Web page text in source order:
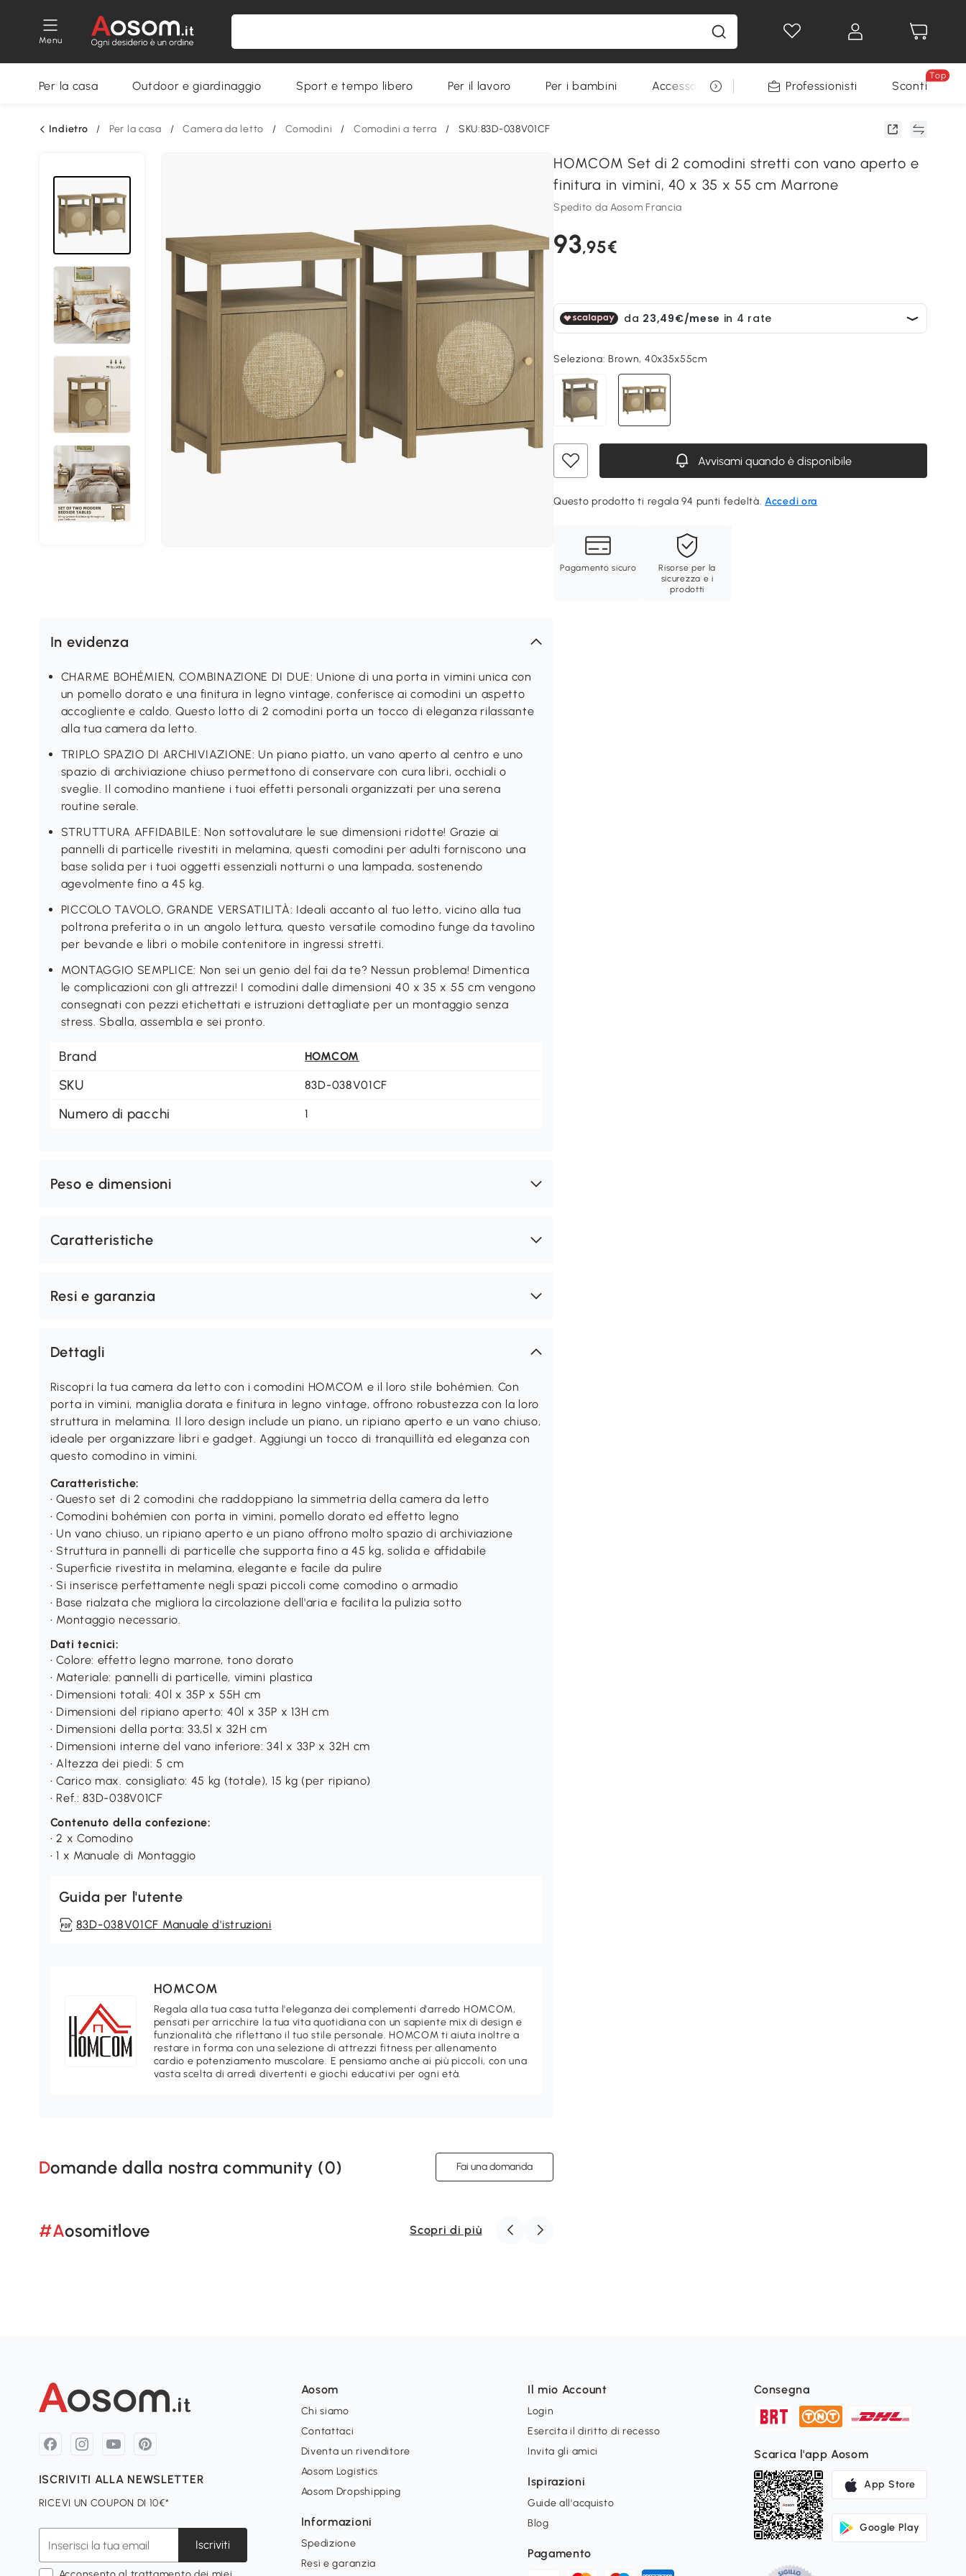
Menu
Per la casa Outdoor e giardinaggio Sport e tempo libero Per il lavoro Per i bambini Accessori per animali Professionisti Sconti
Top
Indietro / Per la casa / Camera da letto / Comodini / Comodini a terra / SKU:83D-038V01CF
HOMCOM Set di 2 comodini stretti con vano aperto e
finitura in vimini, 40 x 35 x 55 cm Marrone
Spedito da Aosom Francia
93,95€
Seleziona: Brown, 40x35x55cm
Avvisami quando è disponibile
Questo prodotto ti regala 94 punti fedeltà.Accedi ora
Pagamento sicuro
Risorse per la
sicurezza e i
prodotti
In evidenza
CHARME BOHÉMIEN, COMBINAZIONE DI DUE: Unione di una porta in vimini unica con
un pomello dorato e una finitura in legno vintage, conferisce ai comodini un aspetto
accogliente e caldo. Questo lotto di 2 comodini porta un tocco di eleganza rilassante
alla tua camera da letto.
TRIPLO SPAZIO DI ARCHIVIAZIONE: Un piano piatto, un vano aperto al centro e uno
spazio di archiviazione chiuso permettono di conservare con cura libri, occhiali o
sveglie. Il comodino mantiene i tuoi effetti personali organizzati per una serena
routine serale.
STRUTTURA AFFIDABILE: Non sottovalutare le sue dimensioni ridotte! Grazie ai
pannelli di particelle rivestiti in melamina, questi comodini per adulti forniscono una
base solida per i tuoi oggetti essenziali notturni o una lampada, sostenendo
agevolmente fino a 45 kg.
PICCOLO TAVOLO, GRANDE VERSATILITÀ: Ideali accanto al tuo letto, vicino alla tua
poltrona preferita o in un angolo lettura, questo versatile comodino funge da tavolino
per bevande e libri o mobile contenitore in ingressi stretti.
MONTAGGIO SEMPLICE: Non sei un genio del fai da te? Nessun problema! Dimentica
le complicazioni con gli attrezzi! I comodini dalle dimensioni 40 x 35 x 55 cm vengono
consegnati con pezzi etichettati e istruzioni dettagliate per un montaggio senza
stress. Sballa, assembla e sei pronto.
Brand HOMCOM
SKU 83D-038V01CF
Numero di pacchi 1
Peso e dimensioni
Caratteristiche
Resi e garanzia
Dettagli
Riscopri la tua camera da letto con i comodini HOMCOM e il loro stile bohémien. Con
porta in vimini, maniglia dorata e finitura in legno vintage, offrono robustezza con la loro
struttura in melamina. Il loro design include un piano, un ripiano aperto e un vano chiuso,
ideale per organizzare libri e gadget. Aggiungi un tocco di tranquillità ed eleganza con
questo comodino in vimini.
Caratteristiche:
• Questo set di 2 comodini che raddoppiano la simmetria della camera da letto
• Comodini bohémien con porta in vimini, pomello dorato ed effetto legno
• Un vano chiuso, un ripiano aperto e un piano offrono molto spazio di archiviazione
• Struttura in pannelli di particelle che supporta fino a 45 kg, solida e affidabile
• Superficie rivestita in melamina, elegante e facile da pulire
• Si inserisce perfettamente negli spazi piccoli come comodino o armadio
• Base rialzata che migliora la circolazione dell'aria e facilita la pulizia sotto
• Montaggio necessario.
Dati tecnici:
• Colore: effetto legno marrone, tono dorato
• Materiale: pannelli di particelle, vimini plastica
• Dimensioni totali: 40l x 35P x 55H cm
• Dimensioni del ripiano aperto: 40l x 35P x 13H cm
• Dimensioni della porta: 33,5l x 32H cm
• Dimensioni interne del vano inferiore: 34l x 33P x 32H cm
• Altezza dei piedi: 5 cm
• Carico max. consigliato: 45 kg (totale), 15 kg (per ripiano)
• Ref.: 83D-038V01CF
Contenuto della confezione:
• 2 x Comodino
• 1 x Manuale di Montaggio
Guida per l'utente
83D-038V01CF Manuale d'istruzioni
HOMCOM
Regala alla tua casa tutta l'eleganza dei complementi d'arredo HOMCOM,
pensati per arricchire la tua vita quotidiana con un sapiente mix di design e
funzionalità che riflettano il tuo stile personale. HOMCOM ti aiuta inoltre a
restare in forma con una selezione di attrezzi fitness per allenamento
cardio e potenziamento muscolare. E pensiamo anche ai più piccoli, con una
vasta scelta di arredi divertenti e giochi educativi per ogni età.
Domande dalla nostra community (0) Fai una domanda
#Aosomitlove Scopri di più
ISCRIVITI ALLA NEWSLETTER
RICEVI UN COUPON DI 10€*
Iscriviti
Aosom
Chi siamo
Contattaci
Diventa un rivenditore
Aosom Logistics
Aosom Dropshipping
Informazioni
Spedizione
Resi e garanzia
Il mio Account
Login
Esercita il diritto di recesso
Invita gli amici
Ispirazioni
Guide all'acquisto
Blog
Pagamento
Consegna
Scarica l'app Aosom
App Store
Google Play